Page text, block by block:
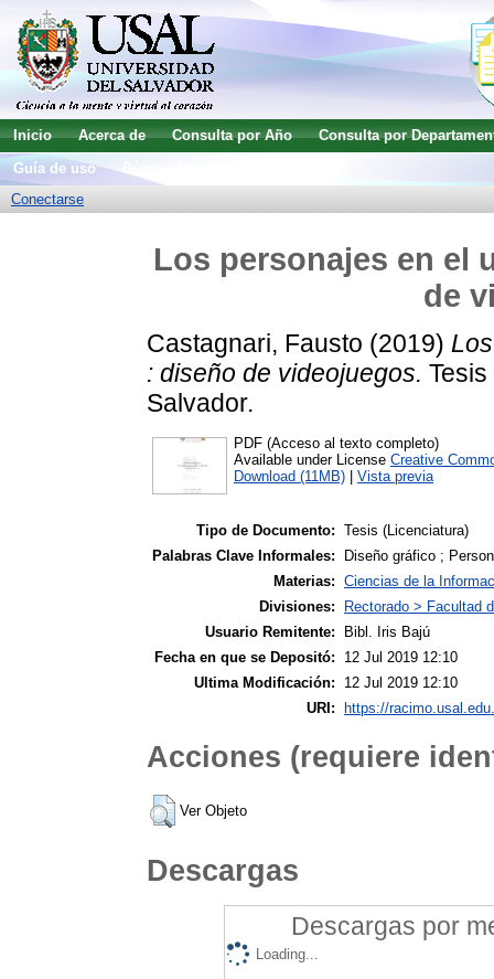
Inicio Acerca de Consulta por Año
Consulta por
Guía de uso
Conectarse
Los personajes en el
de
Castagnari, Fausto (2019)
: diseño de videojuegos.
Salvador.
PDF (Acceso al texto completo)
Available under License Creative
Download (11MB)
Vista previa
Tipo de Documento: Tesis (Licenciatura)
Palabras Clave Informales:
Diseño gráfico ;
Materias: Ciencias de la
Divisiones:
Rectorado > Facultad
Usuario Remitente:
Bibl. Iris Bajú
Fecha en que se Depositó:
12 Jul 2019 12:10
Ultima Modificación:
12 Jul 2019 12:10
URI:
https://
Acciones (requiere
Ver Objeto
Descargas
Descargas por
Loading...